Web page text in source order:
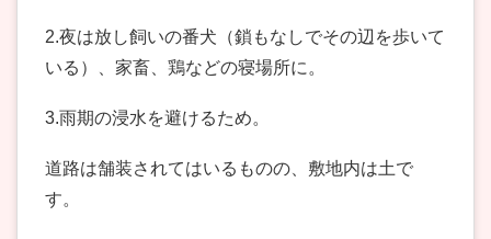
2.夜は放し飼いの番犬（鎖もなしでその辺を歩いて
いる）、家畜、鶏などの寝場所に。
3.雨期の浸水を避けるため。
道路は舗装されてはいるものの、敷地内は土で
す。